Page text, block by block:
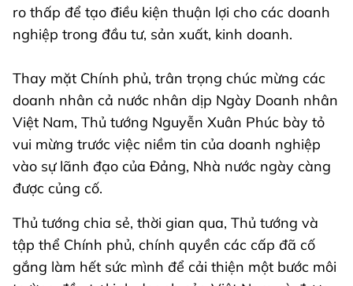
ro thấp để tạo điều kiện thuận lợi cho các doanh
nghiệp trong đầu tư, sản xuất, kinh doanh.
Thay mặt Chính phủ, trân trọng chúc mừng các
doanh nhân cả nước nhân dịp Ngày Doanh nhân
Việt Nam, Thủ tướng Nguyễn Xuân Phúc bày tỏ
vui mừng trước việc niềm tin của doanh nghiệp
vào sự lãnh đạo của Đảng, Nhà nước ngày càng
được củng cố.
Thủ tướng chia sẻ, thời gian qua, Thủ tướng và
tập thể Chính phủ, chính quyền các cấp đã cố
gắng làm hết sức mình để cải thiện một bước môi